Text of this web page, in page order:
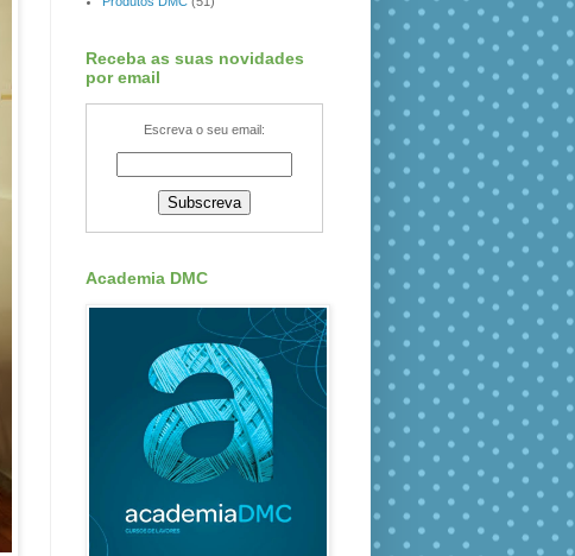
Receba as suas novidades
por email
Escreva o seu email:
Academia DMC